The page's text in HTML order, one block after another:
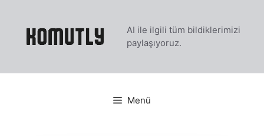
AI ile ilgili tüm bildiklerimizi
paylaşıyoruz.
Menü